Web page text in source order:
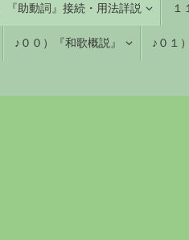
『助動詞』接続・用法詳説 １
♪００）『和歌概説』 ♪０１